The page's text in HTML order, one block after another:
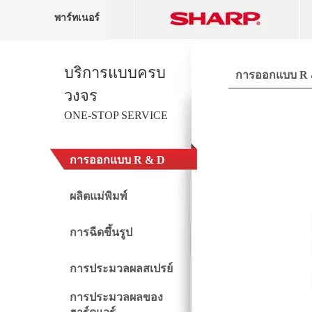
พาร์ทเนอร์
บริการแบบครบ
วงจร
ONE-STOP SERVICE
การออกแบบ R & D
ผลิตแม่พิมพ์
การฉีดขึ้นรูป
การประมวลผลสเปรย์
การประมวลผลของ
การออกแบบ R